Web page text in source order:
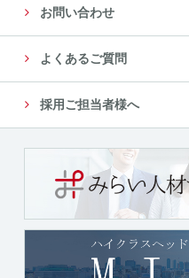
お問い合わせ
よくあるご質問
採用ご担当者様へ